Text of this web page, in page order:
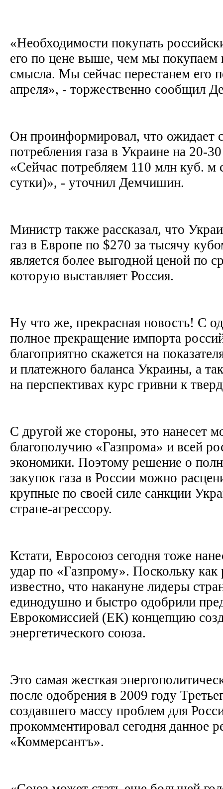
«Необходимости покупать
его по цене выше, чем мы покупаем
смысла. Мы сейчас перестанем его
апреля», - торжественно сообщил
Он проинформировал, что ожидает
потребления газа в Украине на 20-
«Сейчас потребляем 110 млн куб. м
сутки)», - уточнил Демчишин.
Министр также рассказал, что
газ в Европе по $270 за тысячу
является более выгодной ценой по
которую выставляет Россия.
Ну что же, прекрасная новость! С
полное прекращение импорта
благоприятно скажется на
и платежного баланса Украины, а
на перспективах курс гривни к
С другой же стороны, это нанесет
благополучию «Газпрома» и всей
экономики. Поэтому решение о
закупок газа в России можно
крупные по своей силе санкции
стране-агрессору.
Кстати, Евросоюз сегодня тоже
удар по «Газпрому». Поскольку как
известно, что накануне лидеры
единодушно и быстро одобрили
Еврокомиссией (ЕК) концепцию
энергетического союза.
Это самая жесткая
после одобрения в 2009 году
создавшего массу проблем для
прокомментировал сегодня данное
«Коммерсантъ».